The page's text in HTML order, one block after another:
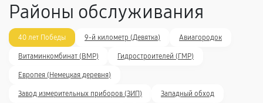
Районы обслуживания
40 лет Победы 9-й километр (Девятка) Авиагородок
Витаминкомбинат (ВМР) Гидростроителей (ГМР)
Европея (Немецкая деревня)
Завод измерительных приборов (ЗИП) Западный обход